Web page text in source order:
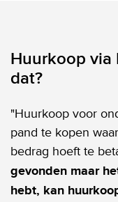
Huurkoop via
dat?
"Huurkoop voor
pand te kopen
bedrag hoeft te
gevonden maar
hebt, kan